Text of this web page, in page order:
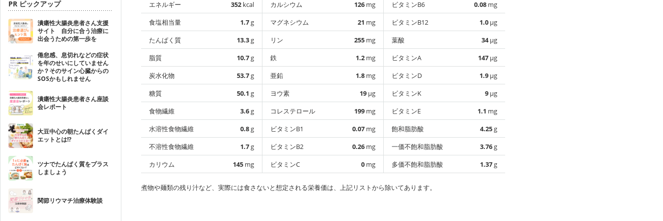
PR ピックアップ
潰瘍性大腸炎患者さん支援
サイト 自分に合う治療に
出会うための第一歩を
倦怠感、息切れなどの症状
を年のせいにしていません
か？そのサイン心臓からの
SOSかもしれません
潰瘍性大腸炎患者さん座談
会レポート
大豆中心の朝たんぱくダイ
エットとは!?
ツナでたんぱく質をプラス
しましょう
関節リウマチ治療体験談
エネルギー 352 kcal
食塩相当量
1.7g
たんぱく質
13.3g
脂質
10.7g
炭水化物
53.7g
糖質
50.1 g
食物繊維
3.6g
水溶性食物繊維
0.8g
不溶性食物繊維
1.7g
カリウム
145 mg
カルシウム 126 mg
マグネシウム
21 mg
リン
255 mg
鉄
1.2 mg
亜鉛
1.8 mg
ヨウ素
19 µg
コレステロール
199 mg
ビタミンB1
0.07 mg
ビタミンB2
0.26 mg
ビタミンC
0 mg
ビタミンB6 0.08 mg
ビタミンB12
1.0 µg
葉酸
34µg
ビタミンA
147 µg
ビタミンD
1.9 µg
ビタミンK
9 µg
ビタミンE
1.1 mg
飽和脂肪酸
4.25g
一価不飽和脂肪酸
3.76g
多価不飽和脂肪酸
1.37g
煮物や麺類の残り汁など、実際には食さないと想定される栄養価は、上記リストから除いてあります。